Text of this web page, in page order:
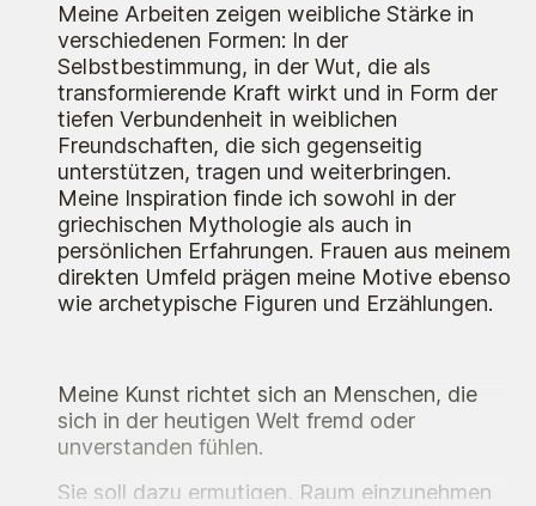
Meine Arbeiten zeigen weibliche Stärke in
verschiedenen Formen: In der
Selbstbestimmung, in der Wut, die als
transformierende Kraft wirkt und in Form der
tiefen Verbundenheit in weiblichen
Freundschaften, die sich gegenseitig
unterstützen, tragen und weiterbringen.
Meine Inspiration finde ich sowohl in der
griechischen Mythologie als auch in
persönlichen Erfahrungen. Frauen aus meinem
direkten Umfeld prägen meine Motive ebenso
wie archetypische Figuren und Erzählungen.
Meine Kunst richtet sich an Menschen, die
sich in der heutigen Welt fremd oder
unverstanden fühlen.
Sie soll dazu ermutigen, Raum einzunehmen